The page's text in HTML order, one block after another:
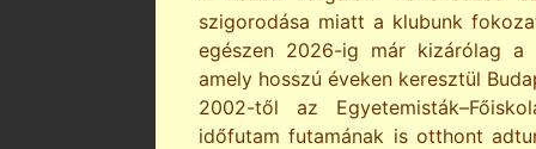
szigorodása miatt a klubunk
egészen 2026-ig már kizárólag a
amely hosszú éveken keresztül
2002-től az
időfutam futamának is otthont